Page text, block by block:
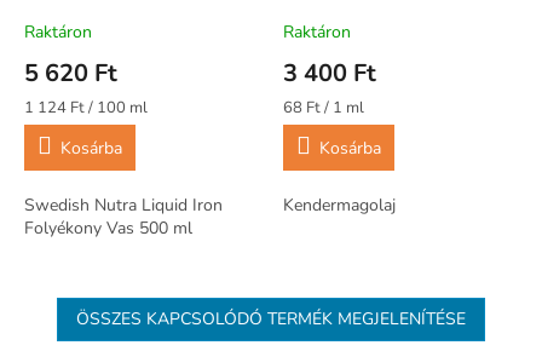
Raktáron
5 620 Ft
Egységár:
1 124 Ft / 100 ml
Kosárba
Swedish Nutra Liquid Iron
Folyékony Vas 500 ml
Raktáron
3 400 Ft
Egységár:
68 Ft / 1 ml
Kosárba
Kendermagolaj
ÖSSZES KAPCSOLÓDÓ TERMÉK MEGJELENÍTÉSE